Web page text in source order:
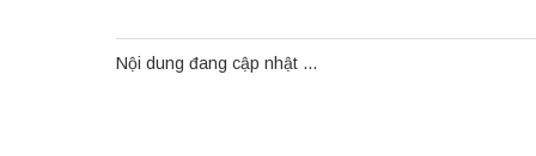
Nội dung đang cập nhật ...